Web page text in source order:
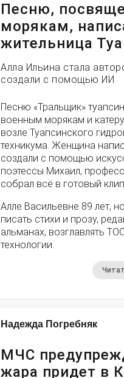
Песню,
морякам,
жительница
Алла Ильина стала
создали с помощью ИИ
Песню «Тральщик»
военным морякам и
возле Туапсинского
техникума. Женщина
создали с помощью
поэтессы Михаил,
собрал всё в готовый
Алле Васильевне 89 лет,
писать стихи и прозу,
альманах, возглавлять
технологии.
Надежда Погребняк
МЧС
жара придет в